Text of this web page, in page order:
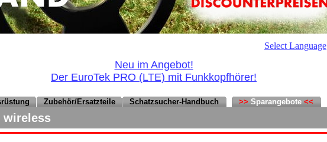
Select Language
Neu im Angebot!
Der EuroTek PRO (LTE) mit Funkkopfhörer!
Zubehör/Ersatzteile Schatzsucher-Handbuch >> Sparangebote <<
wireless